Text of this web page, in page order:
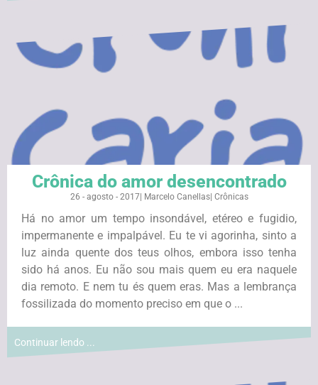
Crônica do amor desencontrado
26 - agosto - 2017| Marcelo Canellas| Crônicas
Há no amor um tempo insondável, etéreo e fugidio,
impermanente e impalpável. Eu te vi agorinha, sinto a
luz ainda quente dos teus olhos, embora isso tenha
sido há anos. Eu não sou mais quem eu era naquele
dia remoto. E nem tu és quem eras. Mas a lembrança
fossilizada do momento preciso em que o ...
Continuar lendo ...